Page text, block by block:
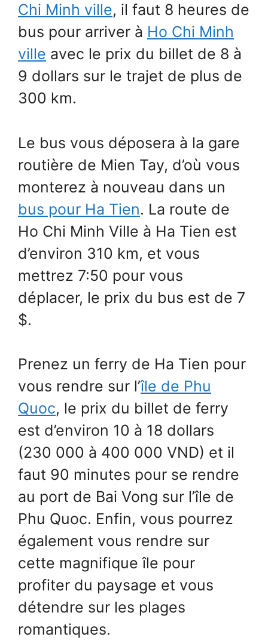
Chi Minh ville, il faut 8 heures de
bus pour arriver à Ho Chi Minh
ville avec le prix du billet de 8 à
9 dollars sur le trajet de plus de
300 km.
Le bus vous déposera à la gare
routière de Mien Tay, d’où vous
monterez à nouveau dans un
bus pour Ha Tien. La route de
Ho Chi Minh Ville à Ha Tien est
d’environ 310 km, et vous
mettrez 7:50 pour vous
déplacer, le prix du bus est de 7
$.
Prenez un ferry de Ha Tien pour
vous rendre sur l’île de Phu
Quoc, le prix du billet de ferry
est d’environ 10 à 18 dollars
(230 000 à 400 000 VND) et il
faut 90 minutes pour se rendre
au port de Bai Vong sur l’île de
Phu Quoc. Enfin, vous pourrez
également vous rendre sur
cette magnifique île pour
profiter du paysage et vous
détendre sur les plages
romantiques.